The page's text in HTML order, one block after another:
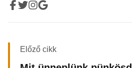
Előző cikk